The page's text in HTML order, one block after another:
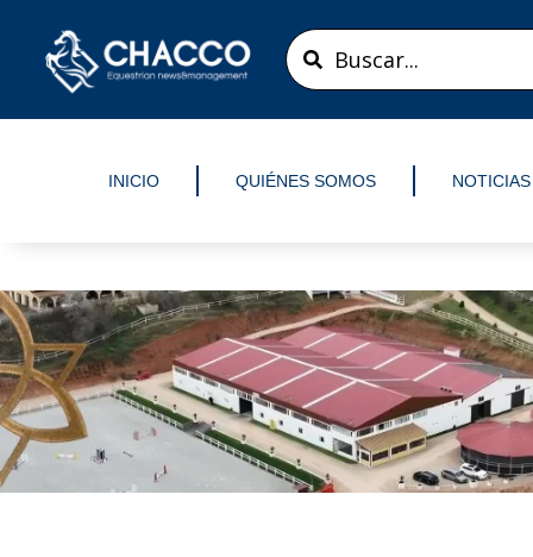
contenido
Search
...
INICIO QUIÉNES SOMOS NOTICIAS